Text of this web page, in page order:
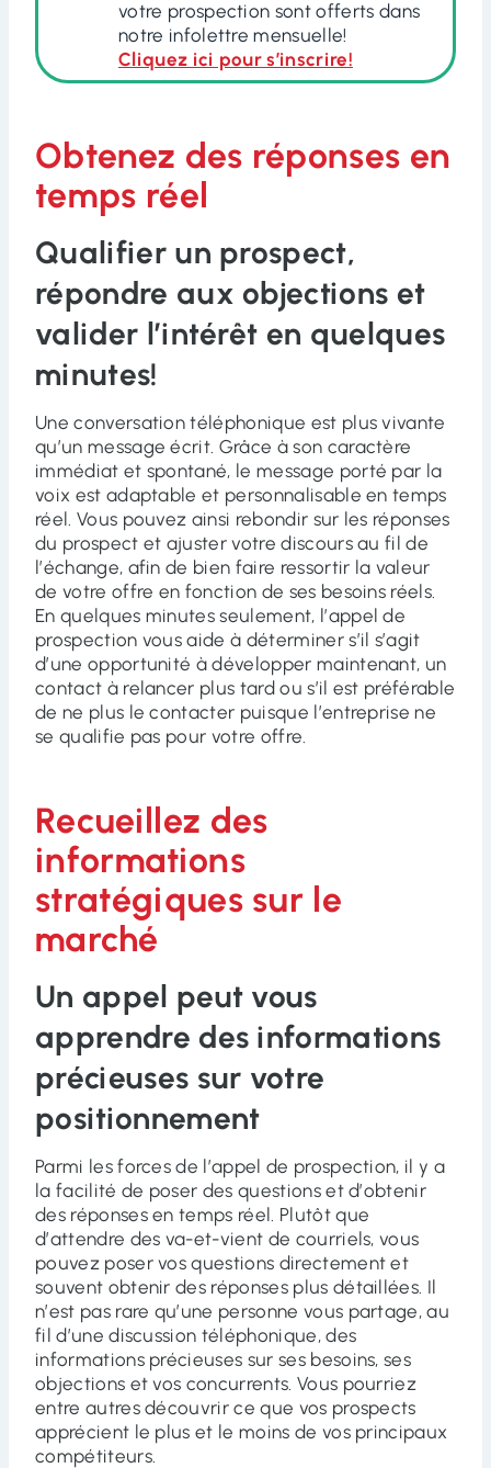
votre prospection sont offerts dans
notre infolettre mensuelle!
Cliquez ici pour s’inscrire!
Obtenez des réponses en
temps réel
Qualifier un prospect,
répondre aux objections et
valider l’intérêt en quelques
minutes!
Une conversation téléphonique est plus vivante
qu’un message écrit. Grâce à son caractère
immédiat et spontané, le message porté par la
voix est adaptable et personnalisable en temps
réel. Vous pouvez ainsi rebondir sur les réponses
du prospect et ajuster votre discours au fil de
l’échange, afin de bien faire ressortir la valeur
de votre offre en fonction de ses besoins réels.
En quelques minutes seulement, l’appel de
prospection vous aide à déterminer s’il s’agit
d’une opportunité à développer maintenant, un
contact à relancer plus tard ou s’il est préférable
de ne plus le contacter puisque l’entreprise ne
se qualifie pas pour votre offre.
Recueillez des
informations
stratégiques sur le
marché
Un appel peut vous
apprendre des informations
précieuses sur votre
positionnement
Parmi les forces de l’appel de prospection, il y a
la facilité de poser des questions et d’obtenir
des réponses en temps réel. Plutôt que
d’attendre des va-et-vient de courriels, vous
pouvez poser vos questions directement et
souvent obtenir des réponses plus détaillées. Il
n’est pas rare qu’une personne vous partage, au
fil d’une discussion téléphonique, des
informations précieuses sur ses besoins, ses
objections et vos concurrents. Vous pourriez
entre autres découvrir ce que vos prospects
apprécient le plus et le moins de vos principaux
compétiteurs.